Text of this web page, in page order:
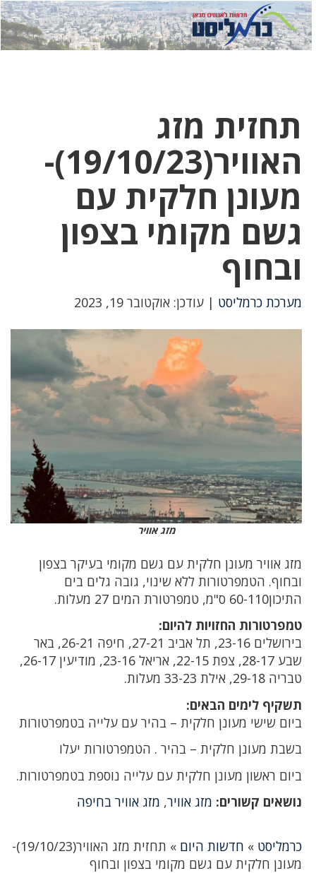
לחץ
כאן
לחץ
כדי
תחזית מזג
האוויר(19/10/23)-
מעונן חלקית עם
גשם מקומי בצפון
ובחוף
מערכת כרמליסט | עודכן: אוקטובר 19, 2023
מזג אוויר
מזג אוויר מעונן חלקית עם גשם מקומי בעיקר בצפון
ובחוף. הטמפרטורות ללא שינוי, גובה גלים בים
התיכון60-110 ס"מ, טמפרטורת המים 27 מעלות.
טמפרטורות החזויות להיום:
בירושלים 23-16, תל אביב 27-21, חיפה 26-21, באר
שבע 28-17, צפת 22-15, אריאל 23-16, מודיעין 26-17,
טבריה 29-18, אילת 33-23 מעלות.
תשקיף לימים הבאים:
ביום שישי מעונן חלקית – בהיר עם עלייה בטמפרטורות
בשבת מעונן חלקית – בהיר . הטמפרטורות יעלו
ביום ראשון מעונן חלקית עם עלייה נוספת בטמפרטורות.
נושאים קשורים: מזג אוויר, מזג אוויר בחיפה
כרמליסט » חדשות היום »
תחזית מזג האוויר(19/10/23)-
מעונן חלקית עם גשם מקומי בצפון ובחוף